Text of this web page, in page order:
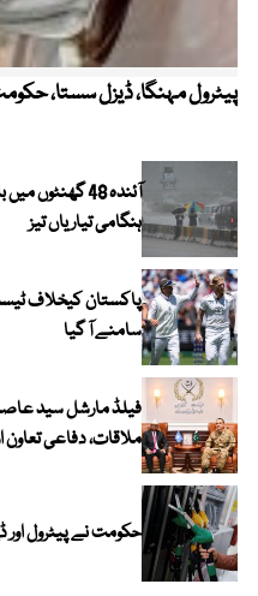
پیٹرول مہنگا، ڈیزل سستا،
آئندہ 48
ہنگامی تیاریاں تیز
سامنے آ گیا
فیلڈ مارشل سید
ملاقات، دفاعی تعاون
حکومت نے پیٹرول